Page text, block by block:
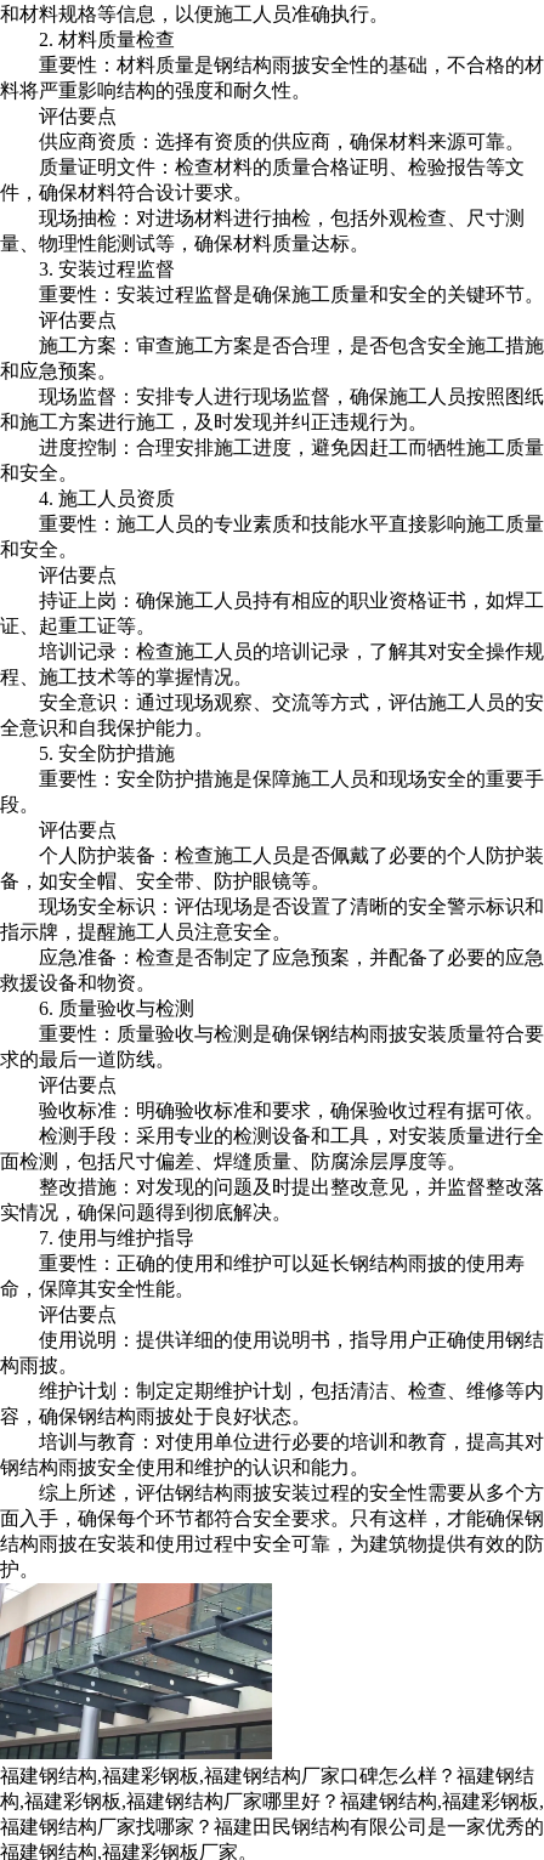
和材料规格等信息，以便施工人员准确执行。
2. 材料质量检查
重要性：材料质量是钢结构雨披安全性的基础，不合格的材
料将严重影响结构的强度和耐久性。
评估要点
供应商资质：选择有资质的供应商，确保材料来源可靠。
质量证明文件：检查材料的质量合格证明、检验报告等文
件，确保材料符合设计要求。
现场抽检：对进场材料进行抽检，包括外观检查、尺寸测
量、物理性能测试等，确保材料质量达标。
3. 安装过程监督
重要性：安装过程监督是确保施工质量和安全的关键环节。
评估要点
施工方案：审查施工方案是否合理，是否包含安全施工措施
和应急预案。
现场监督：安排专人进行现场监督，确保施工人员按照图纸
和施工方案进行施工，及时发现并纠正违规行为。
进度控制：合理安排施工进度，避免因赶工而牺牲施工质量
和安全。
4. 施工人员资质
重要性：施工人员的专业素质和技能水平直接影响施工质量
和安全。
评估要点
持证上岗：确保施工人员持有相应的职业资格证书，如焊工
证、起重工证等。
培训记录：检查施工人员的培训记录，了解其对安全操作规
程、施工技术等的掌握情况。
安全意识：通过现场观察、交流等方式，评估施工人员的安
全意识和自我保护能力。
5. 安全防护措施
重要性：安全防护措施是保障施工人员和现场安全的重要手
段。
评估要点
个人防护装备：检查施工人员是否佩戴了必要的个人防护装
备，如安全帽、安全带、防护眼镜等。
现场安全标识：评估现场是否设置了清晰的安全警示标识和
指示牌，提醒施工人员注意安全。
应急准备：检查是否制定了应急预案，并配备了必要的应急
救援设备和物资。
6. 质量验收与检测
重要性：质量验收与检测是确保钢结构雨披安装质量符合要
求的最后一道防线。
评估要点
验收标准：明确验收标准和要求，确保验收过程有据可依。
检测手段：采用专业的检测设备和工具，对安装质量进行全
面检测，包括尺寸偏差、焊缝质量、防腐涂层厚度等。
整改措施：对发现的问题及时提出整改意见，并监督整改落
实情况，确保问题得到彻底解决。
7. 使用与维护指导
重要性：正确的使用和维护可以延长钢结构雨披的使用寿
命，保障其安全性能。
评估要点
使用说明：提供详细的使用说明书，指导用户正确使用钢结
构雨披。
维护计划：制定定期维护计划，包括清洁、检查、维修等内
容，确保钢结构雨披处于良好状态。
培训与教育：对使用单位进行必要的培训和教育，提高其对
钢结构雨披安全使用和维护的认识和能力。
综上所述，评估钢结构雨披安装过程的安全性需要从多个方
面入手，确保每个环节都符合安全要求。只有这样，才能确保钢
结构雨披在安装和使用过程中安全可靠，为建筑物提供有效的防
护。
福建钢结构,福建彩钢板,福建钢结构厂家口碑怎么样？福建钢结
构,福建彩钢板,福建钢结构厂家哪里好？福建钢结构,福建彩钢板,
福建钢结构厂家找哪家？福建田民钢结构有限公司是一家优秀的
福建钢结构,福建彩钢板厂家。